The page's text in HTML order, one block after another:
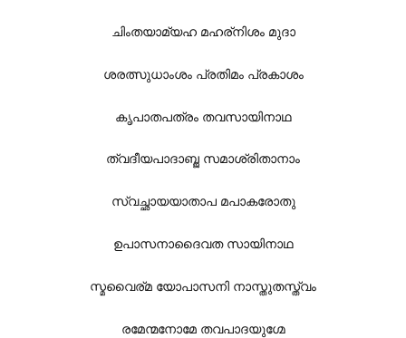
ചിംതയാമ്യഹ മഹര്നിശം മുദാ
ശരത്സുധാംശം പ്രതിമം പ്രകാശം
കൃപാതപത്രം തവസായിനാഥ
ത്വദീയപാദാബ്ജ സമാശ്രിതാനാം
സ്വച്ഛായയാതാപ മപാകരോതു
ഉപാസനാദൈവത സായിനാഥ
സ്മവൈര്മ യോപാസനി നാസ്തുതസ്ത്വം
രമേന്മനോമേ തവപാദയുഗ്മേ